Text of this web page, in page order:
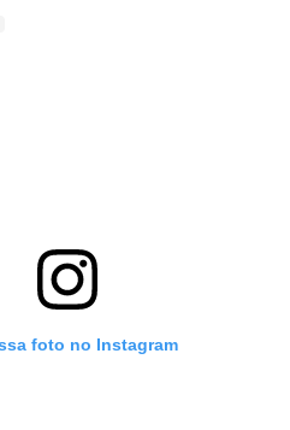
foto no Instagram